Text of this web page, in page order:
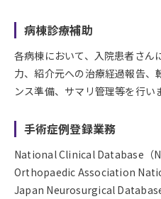
病棟診療補助
各病棟において、入院患者さん
力、紹介元への治療経過報告、
ンス準備、サマリ管理等を行い
手術症例登録業務
National Clinical Database（
Orthopaedic Association
Japan Neurosurgical